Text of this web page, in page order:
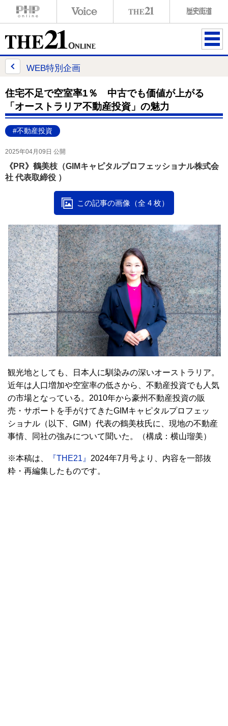
ME
WEB特別企画
住宅不足で空室率1％ 中古でも価値が上がる
「オーストラリア不動産投資」の魅力
#不動産投資
2025年04月09日 公開
《PR》鶴美枝（GIMキャピタルプロフェッショナル株式会
社 代表取締役 ）
この記事の画像（全 4 枚）
観光地としても、日本人に馴染みの深いオーストラリア。
近年は人口増加や空室率の低さから、不動産投資でも人気
の市場となっている。2010年から豪州不動産投資の販
売・サポートを手がけてきたGIMキャピタルプロフェッ
ショナル（以下、GIM）代表の鶴美枝氏に、現地の不動産
事情、同社の強みについて聞いた。（構成：横山瑠美）
※本稿は、 『THE21』 2024年7月号より、内容を一部抜
粋・再編集したものです。